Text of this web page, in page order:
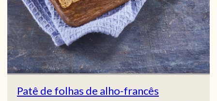
Patê de folhas de alho-francês